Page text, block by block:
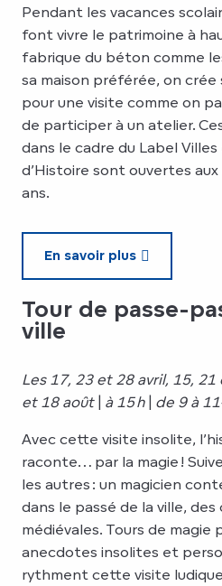
Pendant les vacances
font vivre le patrimoine à
fabrique du béton comme
sa maison préférée, on
pour une visite comme on
de participer à un atelier.
dans le cadre du Label
d’Histoire sont ouvertes
ans.
En savoir plus
Tour de passe-
ville
Les 17, 23 et 28 avril, 15,
et 18 août | à 15 h| de 9 à
Avec cette visite insolite,
raconte… par la magie !
les autres : un magicien
dans le passé de la ville,
médiévales. Tours de
anecdotes insolites et
rythment cette visite